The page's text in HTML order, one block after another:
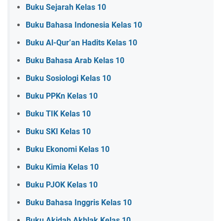
Buku Sejarah Kelas 10
Buku Bahasa Indonesia Kelas 10
Buku Al-Qur’an Hadits Kelas 10
Buku Bahasa Arab Kelas 10
Buku Sosiologi Kelas 10
Buku PPKn Kelas 10
Buku TIK Kelas 10
Buku SKI Kelas 10
Buku Ekonomi Kelas 10
Buku Kimia Kelas 10
Buku PJOK Kelas 10
Buku Bahasa Inggris Kelas 10